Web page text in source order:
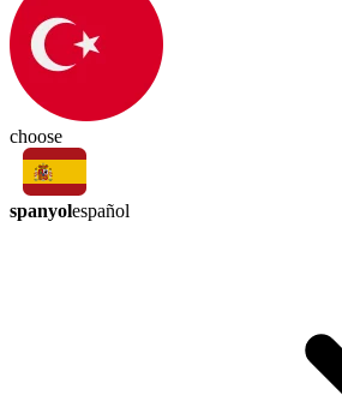
choose
spanyolespañol